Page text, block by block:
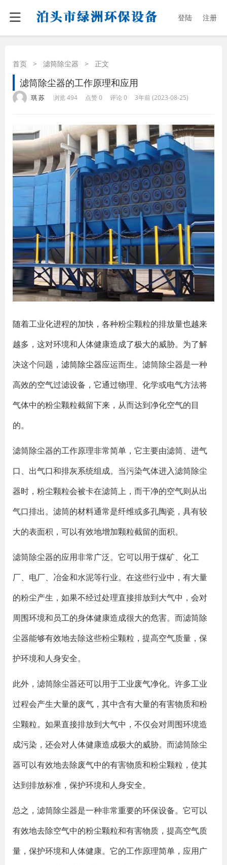
登陆 注册
首页 > 滤筒除尘器 > 正文
滤筒除尘器的工作原理和应用
琪 苏 浏览 494 点赞 0 评论 0 3年前 (2023-08-25)
随着工业化进程的加快，各种粉尘颗粒的排放量也越来
越多，这对环境和人体健康造成了极大的威胁。为了解
决这个问题， 滤筒除尘器应运而生。滤筒除尘器是一种
高效的空气过滤设备，它通过物理、化学或电气方法将
气体中的粉尘颗粒截留下来，从而达到净化空气的目
的。
滤筒除尘器的工作原理非常简单，它主要由滤筒、进气
口、出气口和排灰系统组成。当污染气体进入滤筒除尘
器时，粉尘颗粒会被卡在滤筒上，而干净的空气则从出
气口排出。滤筒的材料通常是纤维或多孔陶瓷，具有较
大的表面积，可以有效地增加颗粒截留的面积。
滤筒除尘器的应用非常广泛。它可以用于煤矿、化工
厂、电厂、冶金和水泥等行业。在这些行业中，有大量
的粉尘产生，如果不经过处理直接排放到大气中，会对
周围环境和员工的身体健康造成很大的危害。而滤筒除
尘器能够有效地去除这些粉尘颗粒，提高空气质量，保
护环境和人身安全。
此外，滤筒除尘器还可以用于工业废气净化。许多工业
过程会产生大量的废气，其中含有大量的有害物质和粉
尘颗粒。如果直接排放到大气中，不仅会对周围环境造
成污染，还会对人体健康造成极大的威胁。而滤筒除尘
器可以有效地去除废气中的有害物质和粉尘颗粒，使其
达到排放标准，保护环境和人身安全。
总之，滤筒除尘器是一种非常重要的环保设备。它可以
有效地去除空气中的粉尘颗粒和有害物质，提高空气质
量，保护环境和人体健康。它的工作原理简单，应用广